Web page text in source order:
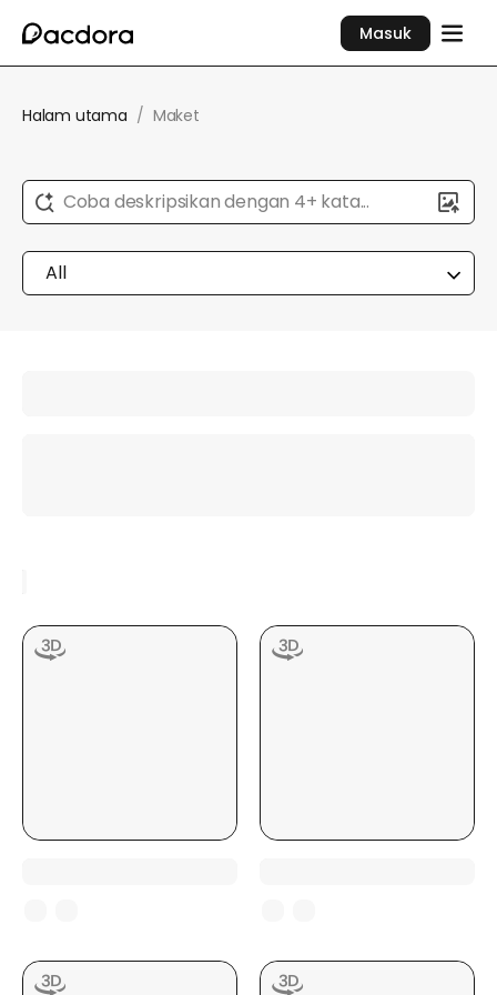
Masuk
Halam utama / Maket
Coba deskripsikan dengan 4+ kata...
All